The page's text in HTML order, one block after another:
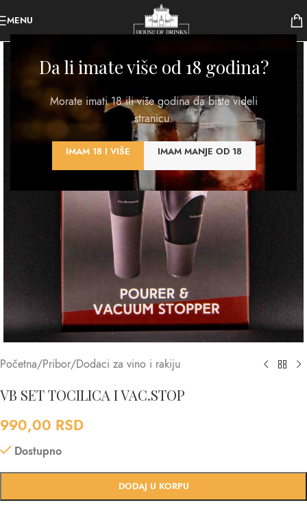
Da li imate više od 18 godina?
Morate imati 18 ili više godina da biste videli
stranicu.
IMAM 18 I VIŠE IMAM MANJE OD 18
MENU
Početna/Pribor/Dodaci za vino i rakiju
VB SET TOCILICA I VAC.STOP
990,00 RSD
Dostupno
DODAJ U KORPU